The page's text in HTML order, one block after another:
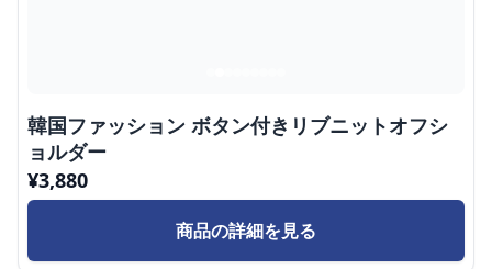
韓国ファッション ボタン付きリブニットオフシ
ョルダー
¥3,880
商品の詳細を見る